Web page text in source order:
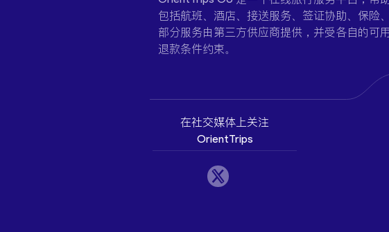
包括航班、酒店、接送服务、签证协助、保险
部分服务由第三方供应商提供，并受各自的可
退款条件约束。
在社交媒体上关注
OrientTrips